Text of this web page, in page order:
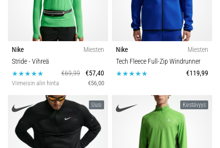
Näytä
kaikki
artikkelit
Nike
Miesten
Stride- Vihreä
€69,99
€57,40
Viimeisin alin hinta €56,00
Nike
Miesten
Tech Fleece Full-Zip Windrunner
€119,99
Uusi Kestävyys